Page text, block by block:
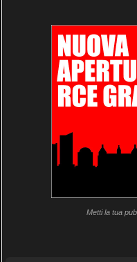
Metti la tua